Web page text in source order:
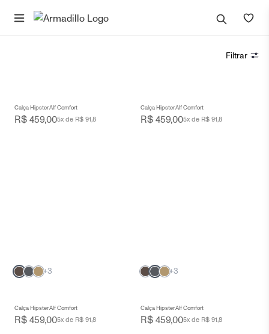
Filtrar
Calça Hipster Alf Comfort
R$ 459,005x de R$ 91,8
+3
Calça Hipster Alf Comfort
R$ 459,005x de R$ 91,8
+3
Calça Hipster Alf Comfort
R$ 459,005x de R$ 91,8
Calça Hipster Alf Comfort
R$ 459,005x de R$ 91,8